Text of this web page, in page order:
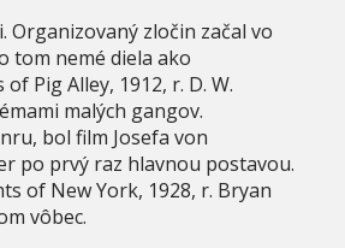
Organizovaný zločin začal vo
tom nemé diela ako
Pig Alley, 1912, r. D. W.
malých gangov.
bol film Josefa von
po prvý raz hlavnou postavou.
of New York, 1928, r. Bryan
vôbec.